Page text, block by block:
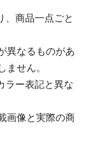
商品一点ごと
異なるものがあ
せん。
ラー表記と異な
画像と実際の商